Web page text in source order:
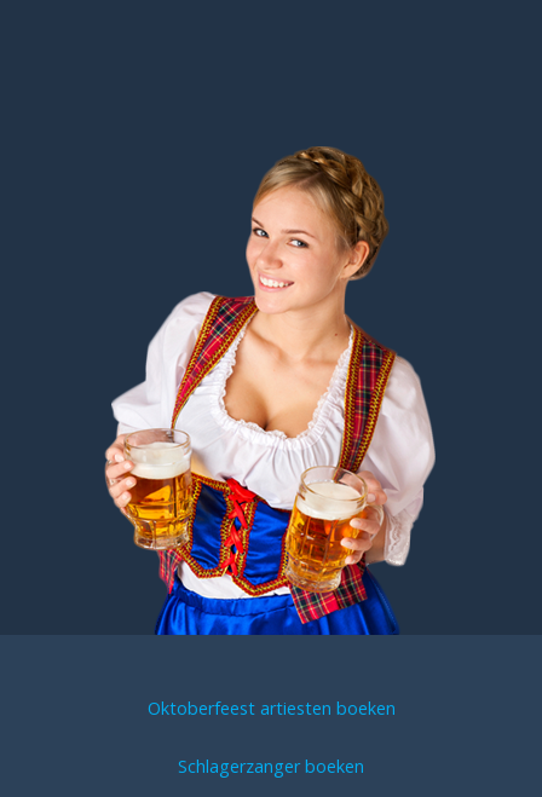
Oktoberfeest artiesten boeken
Schlagerzanger boeken